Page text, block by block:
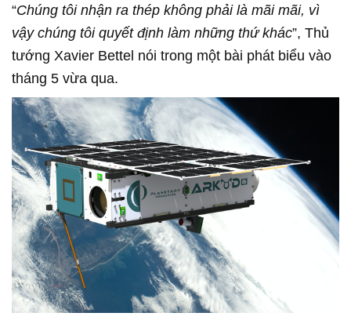
“Chúng tôi nhận ra thép không phải là mãi mãi, vì
vậy chúng tôi quyết định làm những thứ khác”, Thủ
tướng Xavier Bettel nói trong một bài phát biểu vào
tháng 5 vừa qua.